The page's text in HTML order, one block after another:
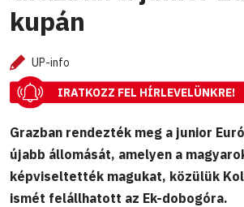
kupán
UP-info
IRATKOZZ FEL HÍRLEVELÜNKRE!
Grazban rendezték meg a junior
újabb állomását, amelyen a
képviseltették magukat, közülük
ismét felállhatott az Ek-dobogóra.